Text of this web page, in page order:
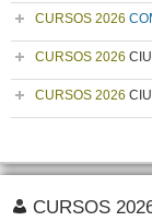
CURSOS 2026
CURSOS 2026
CURSOS 2026
CURSOS